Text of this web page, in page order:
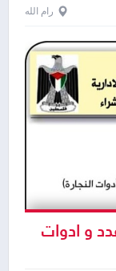
رام الله
و ادوات